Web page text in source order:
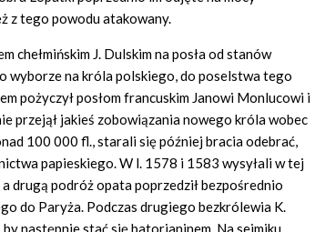
z tego powodu atakowany.
chełmińskim J. Dulskim na posła od stanów
wyborze na króla polskiego, do poselstwa tego
pożyczył posłom francuskim Janowi Monlucowi i
przejął jakieś zobowiązania nowego króla wobec
100 000 fl., starali się później bracia odebrać,
papieskiego. W l. 1578 i 1583 wysyłali w tej
drugą podróż opata poprzedził bezpośrednio
do Paryża. Podczas drugiego bezkrólewia K.
następnie stać się batorianinem. Na sejmiku